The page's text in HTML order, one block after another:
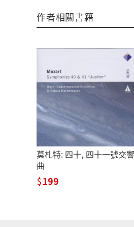
作者相關書籍
莫札特: 四十, 四十一號交響
曲
199